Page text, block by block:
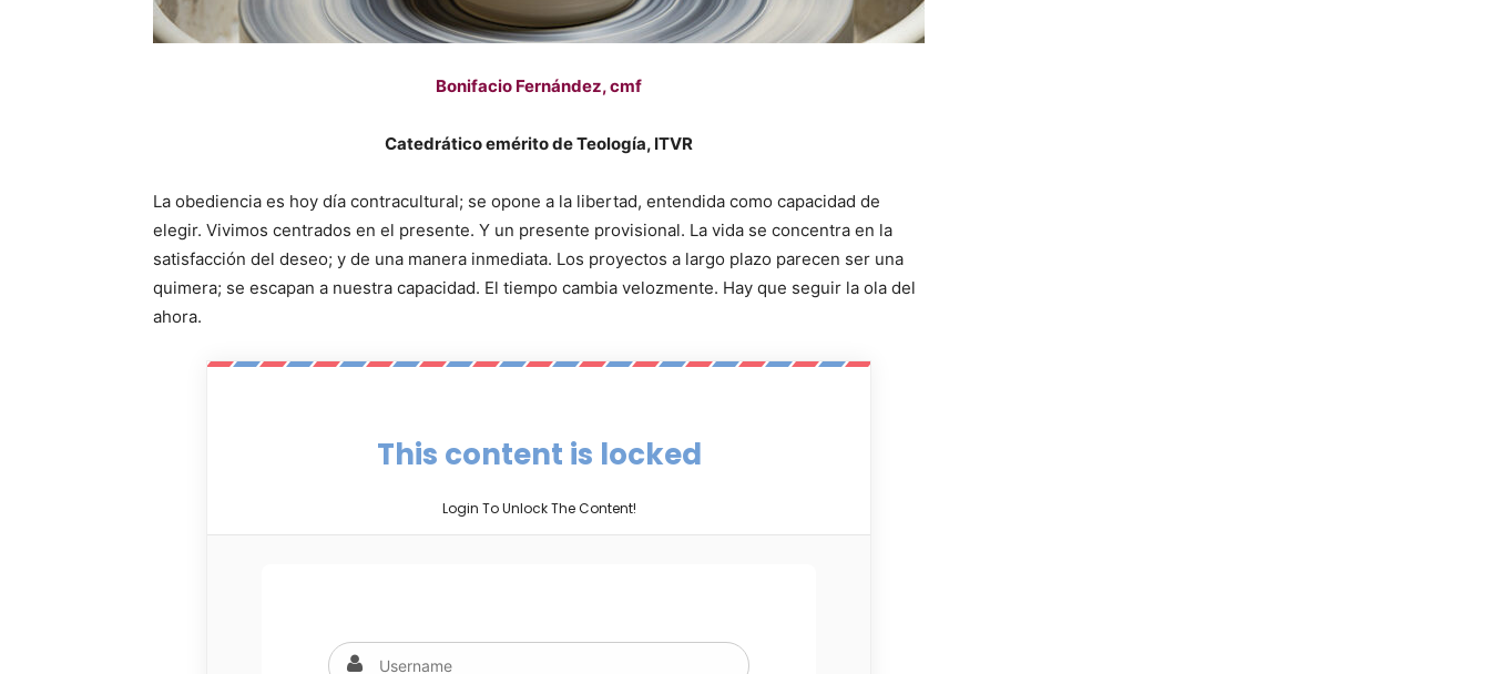
Bonifacio Fernández, cmf
Catedrático emérito de Teología, ITVR
La obediencia es hoy día contracultural; se opone a la libertad, entendida como capacidad de
elegir. Vivimos centrados en el presente. Y un presente provisional. La vida se concentra en la
satisfacción del deseo; y de una manera inmediata. Los proyectos a largo plazo parecen ser una
quimera; se escapan a nuestra capacidad. El tiempo cambia velozmente. Hay que seguir la ola del
ahora.
This content is locked
Login To Unlock The Content!